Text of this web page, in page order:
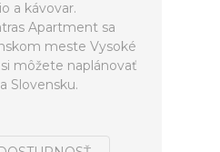
a kávovar.
Apartment sa
meste Vysoké
môžete naplánovať
Slovensku.